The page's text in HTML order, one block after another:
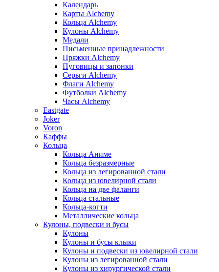
Календарь
Карты Alchemy
Кольца Alchemy
Кулоны Alchemy
Медали
Письменные принадлежности
Пряжки Alchemy
Пуговицы и запонки
Серьги Alchemy
Флаги Alchemy
Футболки Alchemy
Часы Alchemy
Eastgate
Joker
Voron
Каффы
Кольца
Кольца Аниме
Кольца безразмерные
Кольца из легированной стали
Кольца из ювелирной стали
Кольца на две фаланги
Кольца стальные
Кольца-когти
Металлические кольца
Кулоны, подвески и бусы
Кулоны
Кулоны и бусы клыки
Кулоны и подвески из ювелирной стали
Кулоны из легированной стали
Кулоны из хирургической стали